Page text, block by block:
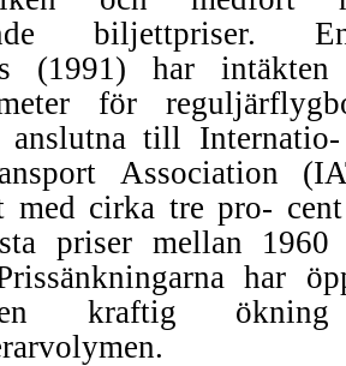
biljettpriser.
(1991) har intäkten
för
anslutna till
Association
med cirka tre pro-
priser mellan 1960
har
kraftig